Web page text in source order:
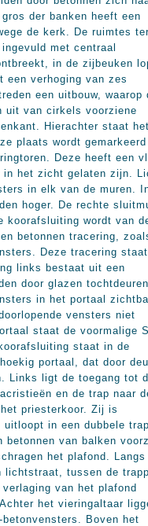
der banken heeft een
de kerk. De ruimtes
met centraal
in de zijbeuken
een verhoging van zes
een uitbouw, waarop
uit van cirkels voorziene
Hierachter staat
plaats wordt gemarkeerd
Deze heeft een
in het zicht gelaten zijn.
in elk van de muren.
hoger. De rechte
koorafsluiting wordt van
betonnen tracering,
Deze tracering staat
links bestaat uit een
door glazen
in het portaal
vensters niet
staat de voormalige
staat in de
portaal, dat door
Links ligt de toegang tot
en de trap naar
priesterkoor. Zij is
uitloopt in een dubbele
betonnen van balken
het plafond. Langs
lichtstraat, tussen de
van het plafond
het vieringaltaar
Boven het